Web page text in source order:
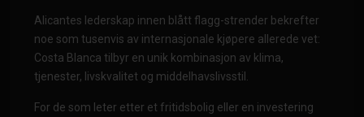
Alicantes lederskap innen blått flagg-strender bekrefter
noe som tusenvis av internasjonale kjøpere allerede vet:
Costa Blanca tilbyr en unik kombinasjon av klima,
tjenester, livskvalitet og middelhavslivsstil.
For de som leter etter et fritidsbolig eller en investering